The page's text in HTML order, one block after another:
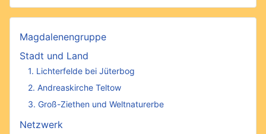
Magdalenengruppe
Stadt und Land
1. Lichterfelde bei Jüterbog
2. Andreaskirche Teltow
3. Groß-Ziethen und Weltnaturerbe
Netzwerk